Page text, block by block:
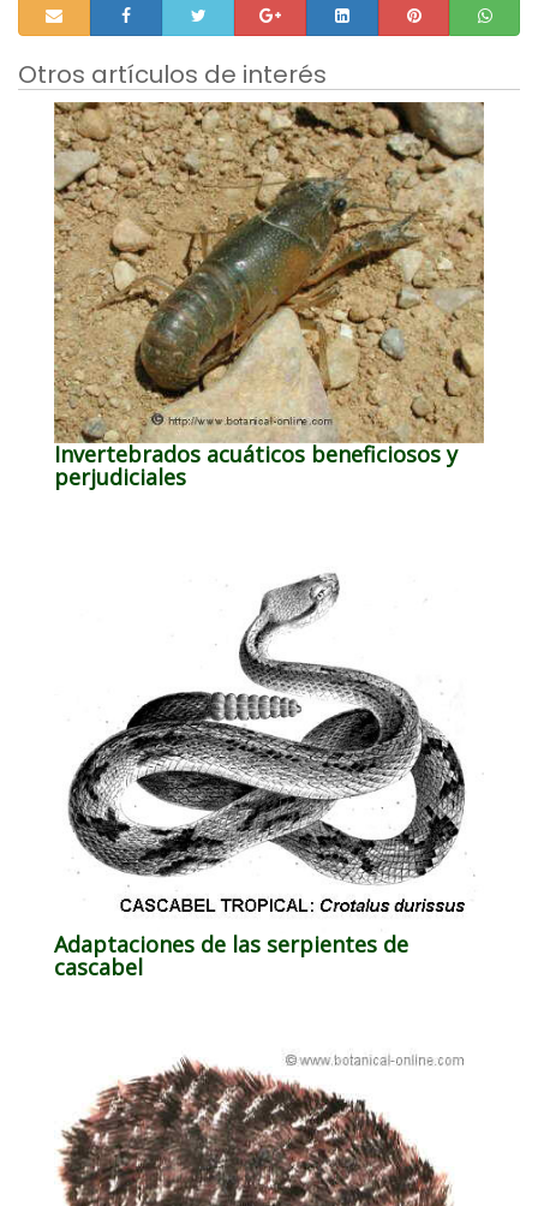
Otros artículos de interés
Invertebrados acuáticos beneficiosos y
perjudiciales
Adaptaciones de las serpientes de
cascabel